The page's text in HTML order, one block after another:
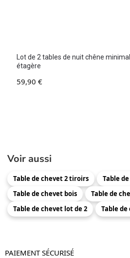
Lot de 2 tables de nuit chêne
étagère
59,90 €
Voir aussi
Table de chevet 2 tiroirs
Table
Table de chevet bois
Table de
Table de chevet lot de 2
Table
PAIEMENT SÉCURISÉ